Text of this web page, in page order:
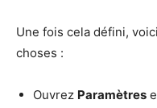
Une fois cela défini,
choses :
Ouvrez Paramètres